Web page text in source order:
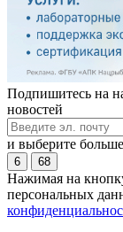
Подпишитесь на
новостей
и выберите
6 68
Нажимая на
персональных